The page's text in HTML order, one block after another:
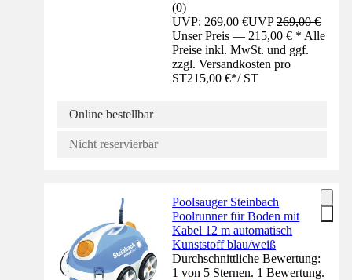
(0)
UVP: 269,00 €UVP269,00 €
Unser Preis — 215,00 € * Alle
Preise inkl. MwSt. und ggf.
zzgl. Versandkosten pro
ST215,00 €*/ ST
Online bestellbar
Nicht reservierbar
Poolsauger Steinbach
Poolrunner für Boden mit
Kabel 12 m automatisch
Kunststoff blau/weiß
Durchschnittliche Bewertung:
1 von 5 Sternen. 1 Bewertung.